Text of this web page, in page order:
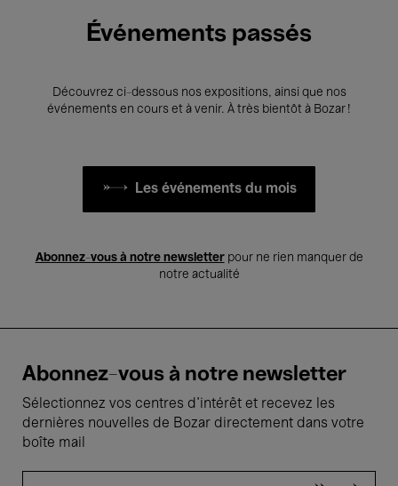
Événements passés
Découvrez ci-dessous nos expositions, ainsi que nos
événements en cours et à venir. À très bientôt à Bozar !
Les événements du mois
Abonnez-vous à notre newsletterpour ne rien manquer de
notre actualité
Abonnez-vous à notre newsletter
Sélectionnez vos centres d'intérêt et recevez les
dernières nouvelles de Bozar directement dans votre
boîte mail